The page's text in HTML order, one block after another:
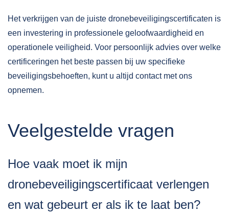
Het verkrijgen van de juiste dronebeveiligingscertificaten is
een investering in professionele geloofwaardigheid en
operationele veiligheid. Voor persoonlijk advies over welke
certificeringen het beste passen bij uw specifieke
beveiligingsbehoeften, kunt u altijd contactmet ons
opnemen.
Veelgestelde vragen
Hoe vaak moet ik mijn
dronebeveiligingscertificaat verlengen
en wat gebeurt er als ik te laat ben?